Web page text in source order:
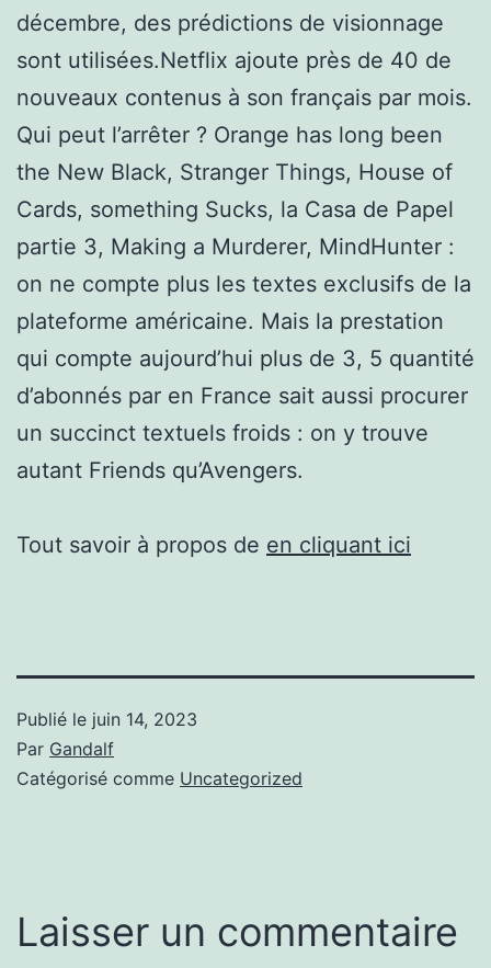
décembre, des prédictions de visionnage
sont utilisées.Netflix ajoute près de 40 de
nouveaux contenus à son français par mois.
Qui peut l’arrêter ? Orange has long been
the New Black, Stranger Things, House of
Cards, something Sucks, la Casa de Papel
partie 3, Making a Murderer, MindHunter :
on ne compte plus les textes exclusifs de la
plateforme américaine. Mais la prestation
qui compte aujourd’hui plus de 3, 5 quantité
d’abonnés par en France sait aussi procurer
un succinct textuels froids : on y trouve
autant Friends qu’Avengers.
Tout savoir à propos de en cliquant ici
Publié le juin 14, 2023
Par Gandalf
Catégorisé comme Uncategorized
Laisser un commentaire